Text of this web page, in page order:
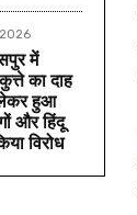
में
का दाह
हुआ
और हिंदू
विरोध